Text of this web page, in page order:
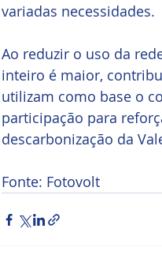
variadas necessidades.
Ao reduzir o uso da
inteiro é maior,
utilizam como base o
participação para
descarbonização da
Fonte: Fotovolt